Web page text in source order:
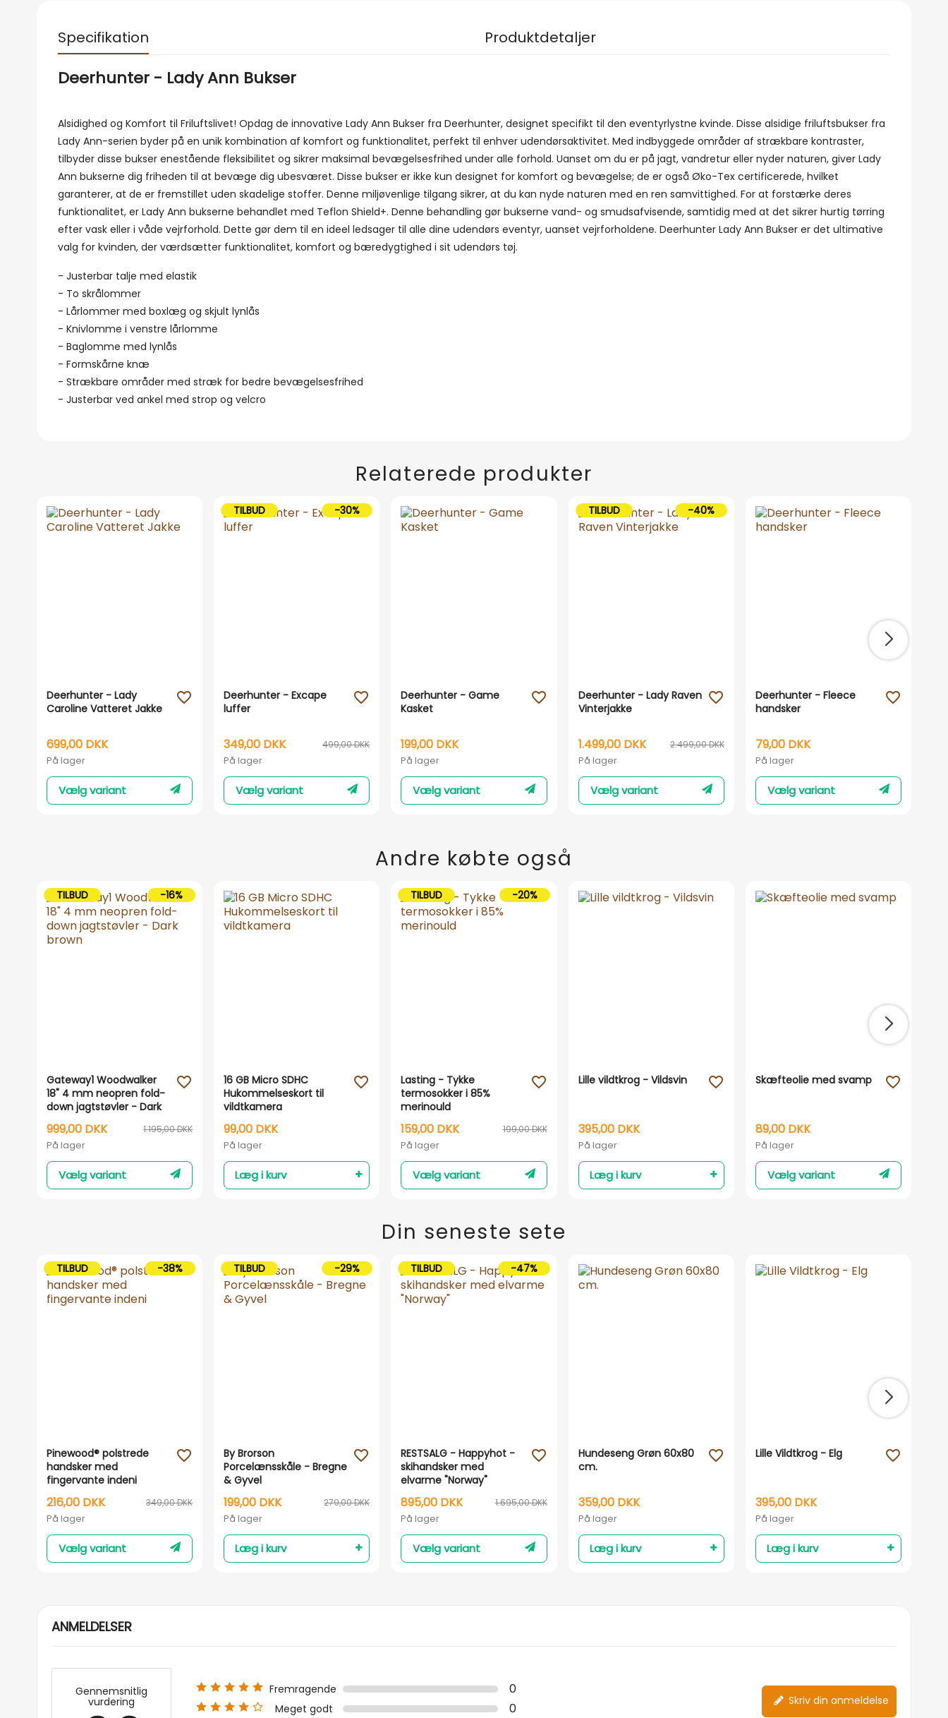
Specifikation Produktdetaljer
Deerhunter - Lady Ann Bukser
Alsidighed og Komfort til Friluftslivet! Opdag de innovative Lady Ann Bukser fra Deerhunter, designet specifikt til den eventyrlystne kvinde. Disse alsidige friluftsbukser fra
Lady Ann-serien byder på en unik kombination af komfort og funktionalitet, perfekt til enhver udendørsaktivitet. Med indbyggede områder af strækbare kontraster,
tilbyder disse bukser enestående fleksibilitet og sikrer maksimal bevægelsesfrihed under alle forhold. Uanset om du er på jagt, vandretur eller nyder naturen, giver Lady
Ann bukserne dig friheden til at bevæge dig ubesværet. Disse bukser er ikke kun designet for komfort og bevægelse; de er også Øko-Tex certificerede, hvilket
garanterer, at de er fremstillet uden skadelige stoffer. Denne miljøvenlige tilgang sikrer, at du kan nyde naturen med en ren samvittighed. For at forstærke deres
funktionalitet, er Lady Ann bukserne behandlet med Teflon Shield+. Denne behandling gør bukserne vand- og smudsafvisende, samtidig med at det sikrer hurtig tørring
efter vask eller i våde vejrforhold. Dette gør dem til en ideel ledsager til alle dine udendørs eventyr, uanset vejrforholdene. Deerhunter Lady Ann Bukser er det ultimative
valg for kvinden, der værdsætter funktionalitet, komfort og bæredygtighed i sit udendørs tøj.
- Justerbar talje med elastik
- To skrålommer
- Lårlommer med boxlæg og skjult lynlås
- Knivlomme i venstre lårlomme
- Baglomme med lynlås
- Formskårne knæ
- Strækbare områder med stræk for bedre bevægelsesfrihed
- Justerbar ved ankel med strop og velcro
Relaterede produkter
Deerhunter - Lady
Caroline Vatteret Jakke
699,00 DKK
På lager
Vælg variant
favorite_outline
Deerhunter - Excape
luffer
499,00 DKK
349,00 DKK
På lager
Vælg variant
favorite_outline
TILBUD -30%
Deerhunter - Game
Kasket
199,00 DKK
På lager
Vælg variant
favorite_outline
Deerhunter - Lady Raven
Vinterjakke
2.499,00 DKK
1.499,00 DKK
På lager
Vælg variant
favorite_outline
TILBUD -40%
Deerhunter - Fleece
handsker
79,00 DKK
På lager
Vælg variant
favorite_outline
Andre købte også
Gateway1 Woodwalker
18" 4 mm neopren fold-
down jagtstøvler - Dark
1.195,00 DKK
999,00 DKK
På lager
Vælg variant
favorite_outline
TILBUD -16%
16 GB Micro SDHC
Hukommelseskort til
vildtkamera
99,00 DKK
På lager
Læg i kurv
favorite_outline
Lasting - Tykke
termosokker i 85%
merinould
199,00 DKK
159,00 DKK
På lager
Vælg variant
favorite_outline
TILBUD -20%
Lille vildtkrog - Vildsvin
395,00 DKK
På lager
Læg i kurv
favorite_outline Skæfteolie med svamp
89,00 DKK
På lager
Vælg variant
favorite_outline
Din seneste sete
Pinewood® polstrede
handsker med
fingervante indeni
349,00 DKK
216,00 DKK
På lager
Vælg variant
favorite_outline
TILBUD -38%
By Brorson
Porcelænsskåle - Bregne
& Gyvel
279,00 DKK
199,00 DKK
På lager
Læg i kurv
favorite_outline
TILBUD -29%
RESTSALG - Happyhot -
skihandsker med
elvarme "Norway"
1.695,00 DKK
895,00 DKK
På lager
Vælg variant
favorite_outline
TILBUD -47%
Hundeseng Grøn 60x80
cm.
359,00 DKK
På lager
Læg i kurv
favorite_outline Lille Vildtkrog - Elg
395,00 DKK
På lager
Læg i kurv
favorite_outline
ANMELDELSER
Gennemsnitlig
vurdering
Fremragende 0
Meget godt 0 Skriv din anmeldelse